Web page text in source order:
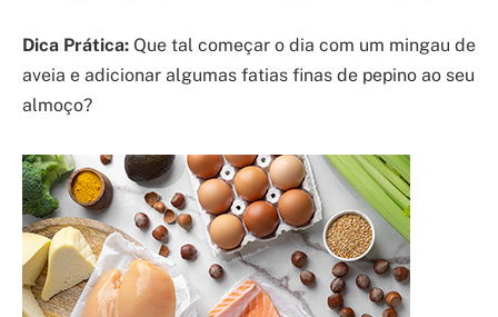
Dica Prática: Que tal começar o dia com um mingau de
aveia e adicionar algumas fatias finas de pepino ao seu
almoço?